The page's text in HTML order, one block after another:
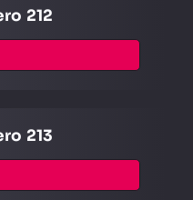
212
213